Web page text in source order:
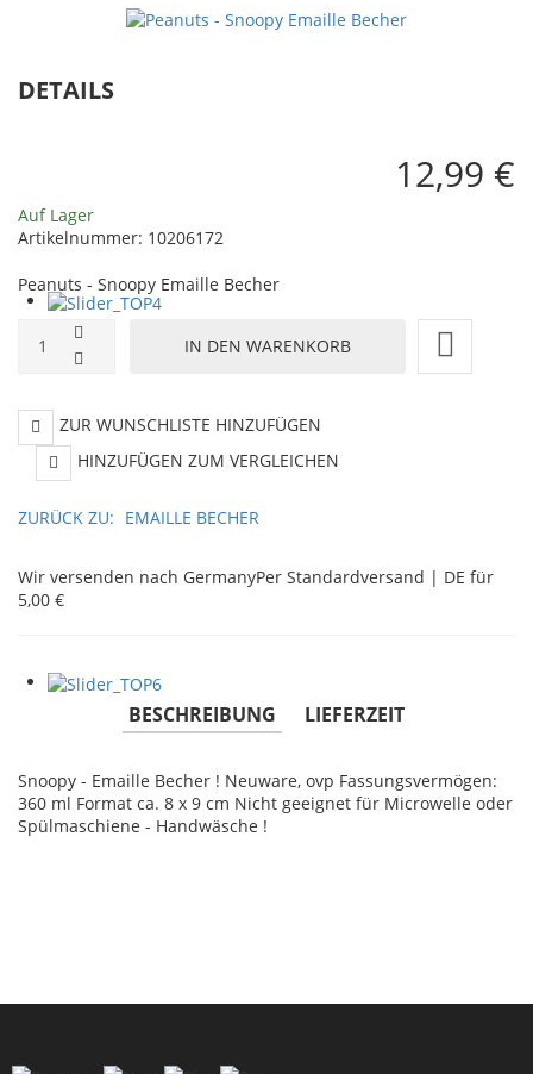
DETAILS
12,99 €
Auf Lager
Artikelnummer: 10206172
Peanuts - Snoopy Emaille Becher
ZUR WUNSCHLISTE HINZUFÜGEN
HINZUFÜGEN ZUM VERGLEICHEN
ZURÜCK ZU: EMAILLE BECHER
Wir versenden nach GermanyPer Standardversand | DE für
5,00 €
BESCHREIBUNG LIEFERZEIT
Snoopy - Emaille Becher ! Neuware, ovp Fassungsvermögen:
360 ml Format ca. 8 x 9 cm Nicht geeignet für Microwelle oder
Spülmaschiene - Handwäsche !